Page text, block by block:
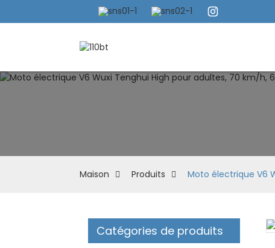
Maison Produits Moto électrique V6
Catégories de produits
Loading...
Loading...